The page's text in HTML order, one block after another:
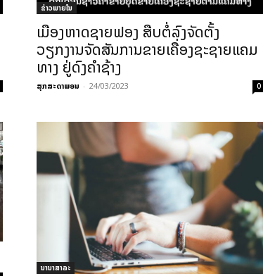
ຂ່າວພາຍ​ໃນ
ເມືອງຫາດຊາຍຟອງ ສືບຕໍ່ລົງຈັດຕັ້ງ
ວຽກງານຈັດສັນການຂາຍເຄື່ອງຊະຊາຍແຄມ
ທາງ ຢູ່ດົງຄໍາຊ້າງ
ສຸກສະດາພອນ - 24/03/2023 0
ນານາສາລະ